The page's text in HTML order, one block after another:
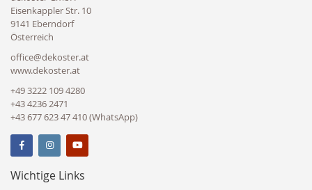
Eisenkappler Str. 10
9141 Eberndorf
Österreich
office@dekoster.at
www.dekoster.at
+49 3222 109 4280
+43 4236 2471
+43 677 623 47 410 (WhatsApp)
Wichtige Links